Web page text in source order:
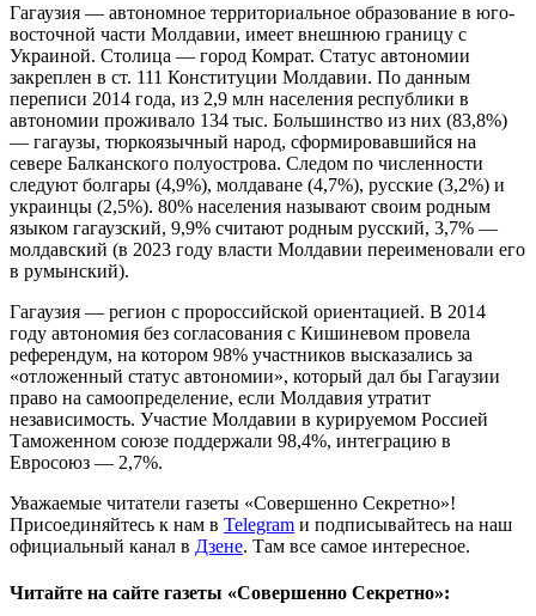
Гагаузия — автономное территориальное образование в юго-
восточной части Молдавии, имеет внешнюю границу с
Украиной. Столица — город Комрат. Статус автономии
закреплен в ст. 111 Конституции Молдавии. По данным
переписи 2014 года, из 2,9 млн населения республики в
автономии проживало 134 тыс. Большинство из них (83,8%)
— гагаузы, тюркоязычный народ, сформировавшийся на
севере Балканского полуострова. Следом по численности
следуют болгары (4,9%), молдаване (4,7%), русские (3,2%) и
украинцы (2,5%). 80% населения называют своим родным
языком гагаузский, 9,9% считают родным русский, 3,7% —
молдавский (в 2023 году власти Молдавии переименовали его
в румынский).
Гагаузия — регион с пророссийской ориентацией. В 2014
году автономия без согласования с Кишиневом провела
референдум, на котором 98% участников высказались за
«отложенный статус автономии», который дал бы Гагаузии
право на самоопределение, если Молдавия утратит
независимость. Участие Молдавии в курируемом Россией
Таможенном союзе поддержали 98,4%, интеграцию в
Евросоюз — 2,7%.
Уважаемые читатели газеты «Совершенно Секретно»!
Присоединяйтесь к нам в Telegram и подписывайтесь на наш
официальный канал в Дзене. Там все самое интересное.
Читайте на сайте газеты «Совершенно Секретно»: